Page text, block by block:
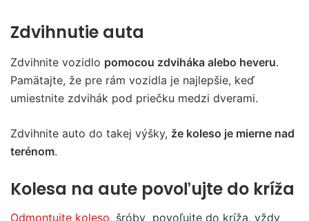
Zdvihnutie auta
Zdvihnite vozidlo pomocou zdviháka alebo heveru.
Pamätajte, že pre rám vozidla je najlepšie, keď
umiestnite zdvihák pod priečku medzi dverami.
Zdvihnite auto do takej výšky, že koleso je mierne nad
terénom.
Kolesa na aute povoľujte do kríža
Odmontujte koleso, šróby povoľujte do kríža, vždy